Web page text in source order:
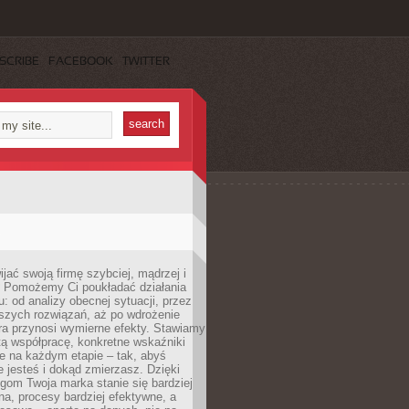
FACEBOOK TWITTER
swoją firmę szybciej, mądrzej i
Ci poukładać działania
od analizy obecnej sytuacji, przez
rozwiązań, aż po wdrożenie
przynosi wymierne efekty. Stawiamy
współpracę, konkretne wskaźniki
na każdym etapie – tak, abyś
jesteś i dokąd zmierzasz. Dzięki
Twoja marka stanie się bardziej
procesy bardziej efektywne, a